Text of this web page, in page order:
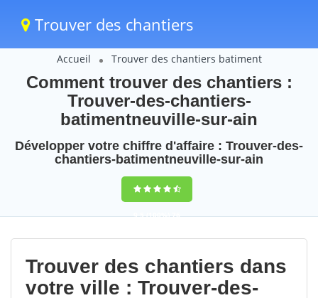
Trouver des chantiers
Accueil Trouver des chantiers batiment
Comment trouver des chantiers :
Trouver-des-chantiers-
batimentneuville-sur-ain
Développer votre chiffre d'affaire : Trouver-des-
chantiers-batimentneuville-sur-ain
9,5(100%)76
votes
Trouver des chantiers dans
votre ville : Trouver-des-